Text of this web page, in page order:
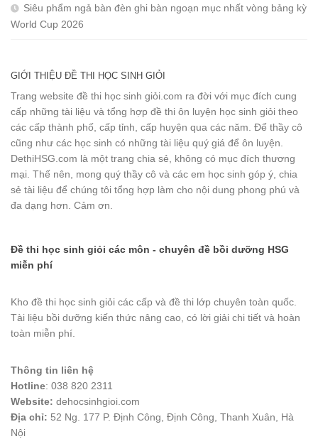
Siêu phẩm ngả bàn đèn ghi bàn ngoạn mục nhất vòng bảng kỳ
World Cup 2026
GIỚI THIỆU ĐỀ THI HỌC SINH GIỎI
Trang website đề thi học sinh giỏi.com ra đời với mục đích cung
cấp những tài liệu và tổng hợp đề thi ôn luyện học sinh giỏi theo
các cấp thành phố, cấp tỉnh, cấp huyện qua các năm. Để thầy cô
cũng như các học sinh có những tài liệu quý giá để ôn luyện.
DethiHSG.com là một trang chia sẻ, không có mục đích thương
mại. Thế nên, mong quý thầy cô và các em học sinh góp ý, chia
sẻ tài liệu để chúng tôi tổng hợp làm cho nội dung phong phú và
đa dạng hơn. Cảm ơn.
Đề thi học sinh giỏi các môn - chuyên đề bồi dưỡng HSG
miễn phí
Kho đề thi học sinh giỏi các cấp và đề thi lớp chuyên toàn quốc.
Tài liệu bồi dưỡng kiến thức nâng cao, có lời giải chi tiết và hoàn
toàn miễn phí.
Thông tin liên hệ
Hotline: 038 820 2311
Website: dehocsinhgioi.com
Địa chỉ: 52 Ng. 177 P. Định Công, Định Công, Thanh Xuân, Hà
Nội